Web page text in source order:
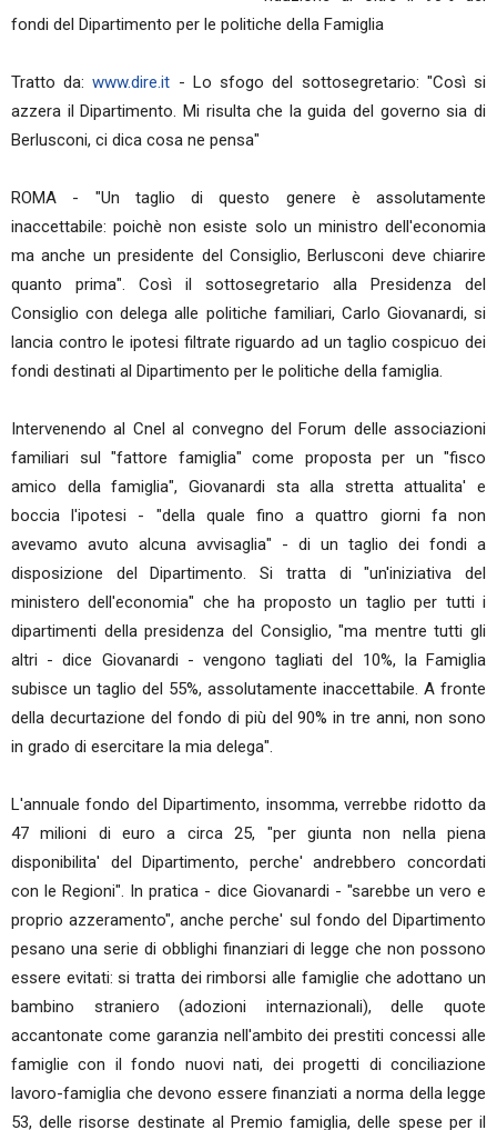
fondi del Dipartimento per le politiche della Famiglia
Tratto da:www.dire.it - Lo sfogo del sottosegretario: "Così si
azzera il Dipartimento. Mi risulta che la guida del governo sia di
Berlusconi, ci dica cosa ne pensa"
ROMA - "Un taglio di questo genere è assolutamente
inaccettabile: poichè non esiste solo un ministro dell'economia
ma anche un presidente del Consiglio, Berlusconi deve chiarire
quanto prima". Così il sottosegretario alla Presidenza del
Consiglio con delega alle politiche familiari, Carlo Giovanardi, si
lancia contro le ipotesi filtrate riguardo ad un taglio cospicuo dei
fondi destinati al Dipartimento per le politiche della famiglia.
Intervenendo al Cnel al convegno del Forum delle associazioni
familiari sul "fattore famiglia" come proposta per un "fisco
amico della famiglia", Giovanardi sta alla stretta attualita' e
boccia l'ipotesi - "della quale fino a quattro giorni fa non
avevamo avuto alcuna avvisaglia" - di un taglio dei fondi a
disposizione del Dipartimento. Si tratta di "un'iniziativa del
ministero dell'economia" che ha proposto un taglio per tutti i
dipartimenti della presidenza del Consiglio, "ma mentre tutti gli
altri - dice Giovanardi - vengono tagliati del 10%, la Famiglia
subisce un taglio del 55%, assolutamente inaccettabile. A fronte
della decurtazione del fondo di più del 90% in tre anni, non sono
in grado di esercitare la mia delega".
L'annuale fondo del Dipartimento, insomma, verrebbe ridotto da
47 milioni di euro a circa 25, "per giunta non nella piena
disponibilita' del Dipartimento, perche' andrebbero concordati
con le Regioni". In pratica - dice Giovanardi - "sarebbe un vero e
proprio azzeramento", anche perche' sul fondo del Dipartimento
pesano una serie di obblighi finanziari di legge che non possono
essere evitati: si tratta dei rimborsi alle famiglie che adottano un
bambino straniero (adozioni internazionali), delle quote
accantonate come garanzia nell'ambito dei prestiti concessi alle
famiglie con il fondo nuovi nati, dei progetti di conciliazione
lavoro-famiglia che devono essere finanziati a norma della legge
53, delle risorse destinate al Premio famiglia, delle spese per il